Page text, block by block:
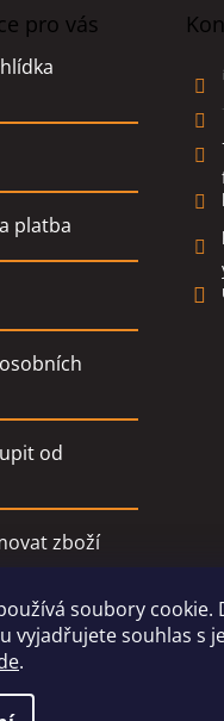
soubory cookie.
vyjadřujete souhlas s
.
pro vás
platba
od
zboží
podmínky